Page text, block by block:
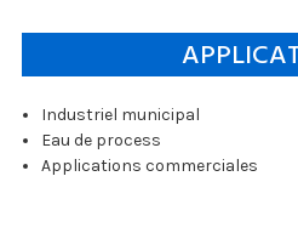
Industriel municipal
Eau de process
Applications commerciales